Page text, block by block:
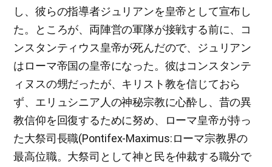
し、彼らの指導者ジュリアンを皇帝として宣布し
た。ところが、両陣営の軍隊が接戦する前に、コ
ンスタンティウス皇帝が死んだので、ジュリアン
はローマ帝国の皇帝になった。彼はコンスタンテ
ィヌスの甥だったが、キリスト教を信じておら
ず、エリュシニア人の神秘宗教に心酔し、昔の異
教信仰を回復するために努め、ローマ皇帝が持っ
た大祭司長職(Pontifex-Maximus:ローマ宗教界の
最高位職。大祭司として神と民を仲裁する職分で